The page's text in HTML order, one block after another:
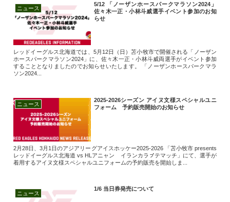
ニュース
5/12 「ノーザンホースパークマラソン2024」
佐々木一正・小林斗威選手イベント参加のお知
らせ
レッドイーグルス北海道では、5月12日（日）苫小牧市で開催される「ノーザン
ホースパークマラソン2024」に、佐々木一正・小林斗威両選手がイベント参加
することとなりましたのでお知らせいたします。 「ノーザンホースパークマラ
ソン2024...
ニュース
2025-2026シーズン アイヌ文様スペシャルユニ
フォーム 予約販売開始のお知らせ
2月28日、3月1日のアジアリーグアイスホッケー2025-2026 「苫小牧市 presents
レッドイーグルス北海道 vs HLアニャン イランカラㇷ゚テマッチ」にて、選手が
着用するアイヌ文様スペシャルユニフォームの予約販売を開始しま...
ニュース
1/6 当日券発売について